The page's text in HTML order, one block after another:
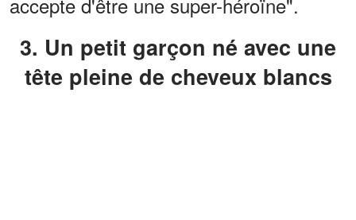
3. Un petit garçon né avec une
tête pleine de cheveux blancs